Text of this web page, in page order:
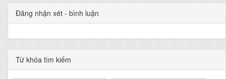
Đăng nhận xét - bình luận
Từ khóa tìm kiếm